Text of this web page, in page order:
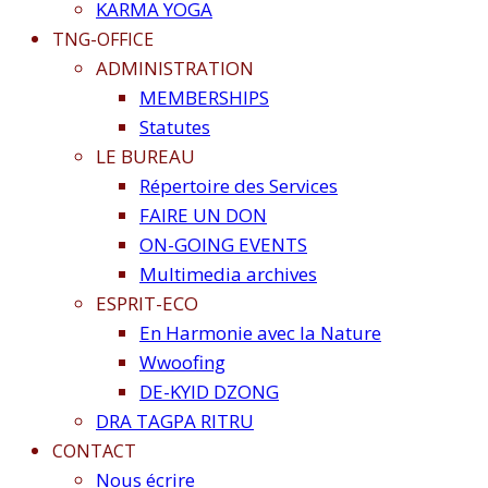
KARMA YOGA
TNG-OFFICE
ADMINISTRATION
MEMBERSHIPS
Statutes
LE BUREAU
Répertoire des Services
FAIRE UN DON
ON-GOING EVENTS
Multimedia archives
ESPRIT-ECO
En Harmonie avec la Nature
Wwoofing
DE-KYID DZONG
DRA TAGPA RITRU
CONTACT
Nous écrire